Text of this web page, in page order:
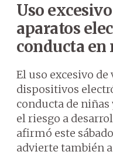
Uso
aparatos
conducta en
El uso excesivo
dispositivos
conducta de niñas
el riesgo a
afirmó este
advierte también